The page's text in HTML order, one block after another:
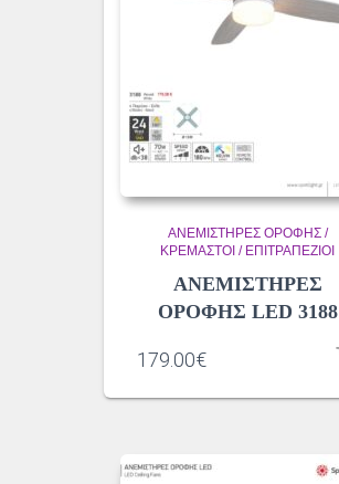
ΑΝΕΜΙΣΤΗΡΕΣ ΟΡΟΦΗΣ /
ΚΡΕΜΑΣΤΟΙ / ΕΠΙΤΡΑΠΕΖΙΟΙ
ΑΝΕΜΙΣΤΗΡΕΣ
ΟΡΟΦΗΣ LED 3188
179.00€